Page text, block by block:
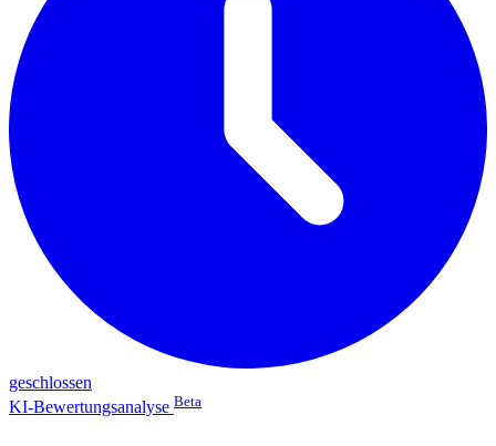
geschlossen
KI-Bewertungsanalyse Beta